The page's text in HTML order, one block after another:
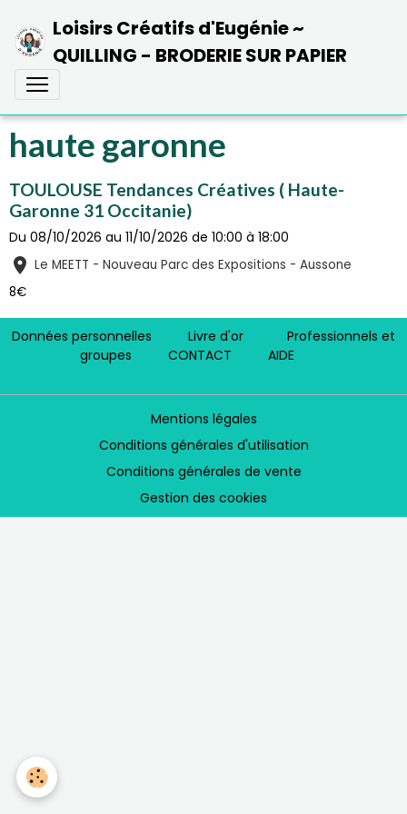
Loisirs Créatifs d'Eugénie ~
QUILLING - BRODERIE SUR PAPIER
haute garonne
TOULOUSE Tendances Créatives ( Haute-
Garonne 31 Occitanie)
Du 08/10/2026 au 11/10/2026 de 10:00 à 18:00
Le MEETT - Nouveau Parc des Expositions - Aussone
8€
Données personnelles Livre d'or
Professionnels et
groupes
CONTACT AIDE
Mentions légales
Conditions générales d'utilisation
Conditions générales de vente
Gestion des cookies